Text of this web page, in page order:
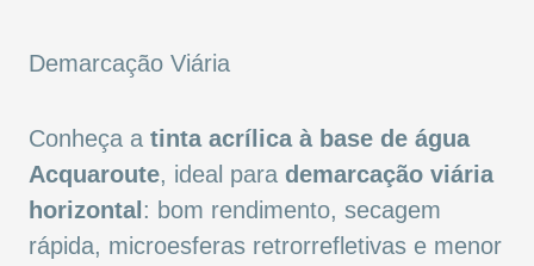
Demarcação Viária
Conheça a tinta acrílica à base de água
Acquaroute, ideal para demarcação viária
horizontal : bom rendimento, secagem
rápida, microesferas retrorrefletivas e menor